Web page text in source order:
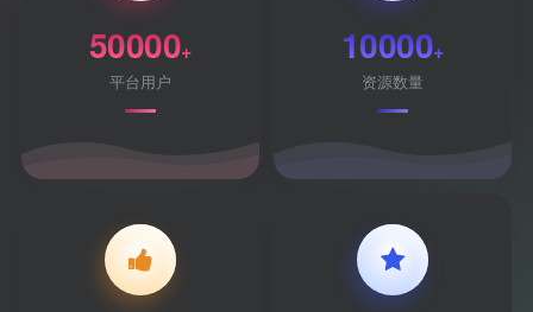
50000+
平台用户
10000+
资源数量